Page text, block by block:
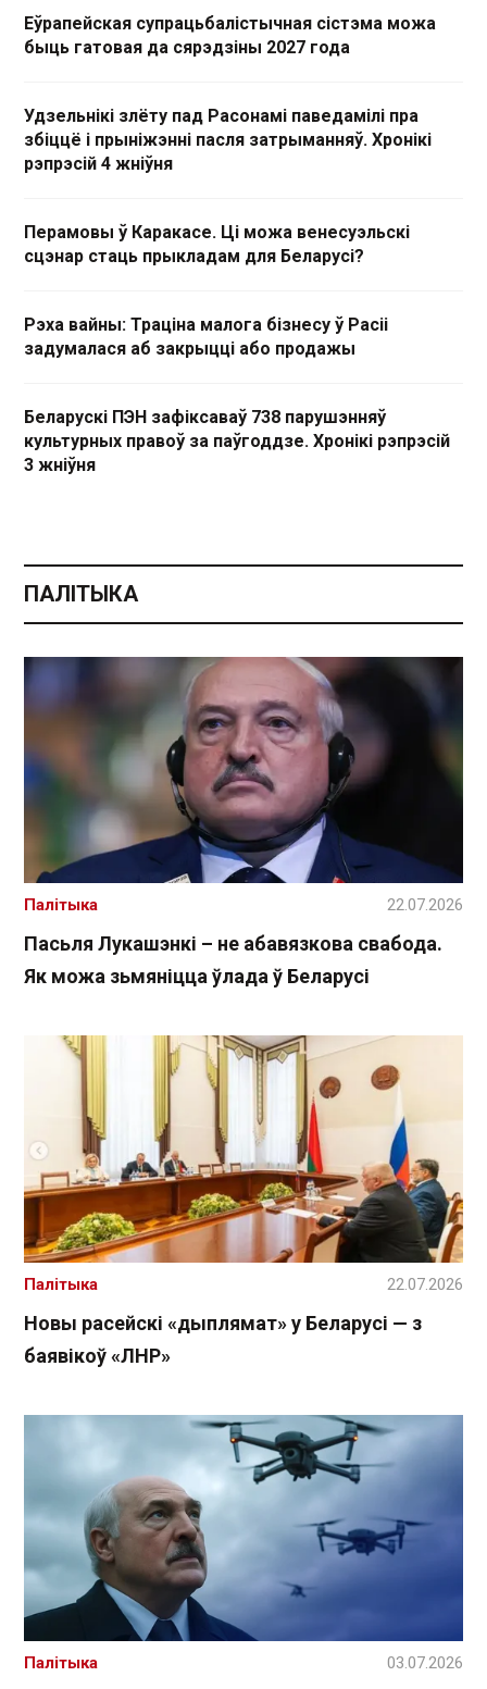
Еўрапейская супрацьбалістычная сістэма можа
быць гатовая да сярэдзіны 2027 года
Удзельнікі злёту пад Расонамі паведамілі пра
збіццё і прыніжэнні пасля затрыманняў. Хронікі
рэпрэсій 4 жніўня
Перамовы ў Каракасе. Ці можа венесуэльскі
сцэнар стаць прыкладам для Беларусі?
Рэха вайны: Траціна малога бізнесу ў Расіі
задумалася аб закрыцці або продажы
Беларускі ПЭН зафіксаваў 738 парушэнняў
культурных правоў за паўгоддзе. Хронікі рэпрэсій
3 жніўня
ПАЛІТЫКА
Пасьля Лукашэнкі – не абавязкова свабода.
Як можа зьмяніцца ўлада ў Беларусі
Палітыка 22.07.2026
Новы расейскі «дыплямат» у Беларусі — з
баявікоў «ЛНР»
Палітыка 22.07.2026
Палітыка 03.07.2026